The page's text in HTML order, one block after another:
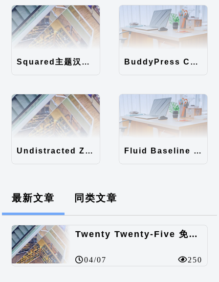
Squared主题汉化包 BuddyPress Colours主题汉化包
Undistracted Zen主题汉化包 Fluid Baseline Grid主题汉化包
最新文章 同类文章
Twenty Twenty-Five 免费的WordPress内容主题
04/07 250